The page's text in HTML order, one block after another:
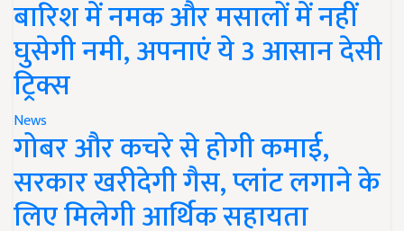
बारिश में नमक और मसालों में नहीं
घुसेगी नमी, अपनाएं ये 3 आसान देसी
ट्रिक्स
News
गोबर और कचरे से होगी कमाई,
सरकार खरीदेगी गैस, प्लांट लगाने के
लिए मिलेगी आर्थिक सहायता